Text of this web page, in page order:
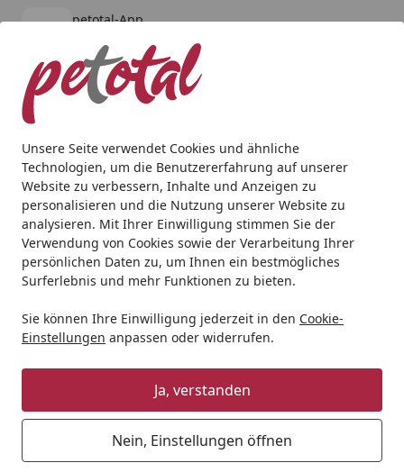
Unsere Seite verwendet Cookies und ähnliche
Technologien, um die Benutzererfahrung auf unserer
Website zu verbessern, Inhalte und Anzeigen zu
personalisieren und die Nutzung unserer Website zu
analysieren. Mit Ihrer Einwilligung stimmen Sie der
Verwendung von Cookies sowie der Verarbeitung Ihrer
persönlichen Daten zu, um Ihnen ein bestmögliches
Surferlebnis und mehr Funktionen zu bieten.
Sie können Ihre Einwilligung jederzeit in den Cookie-
Einstellungen anpassen oder widerrufen.
Ja, verstanden
Nein, Einstellungen öffnen
petotal-App
kostenlos - Im App Store
Alle Produkte
Mein Konto
Suchen
Teichpflege
Startseite
Teichpflege
Wählen Sie Ihre Wunschkategorie